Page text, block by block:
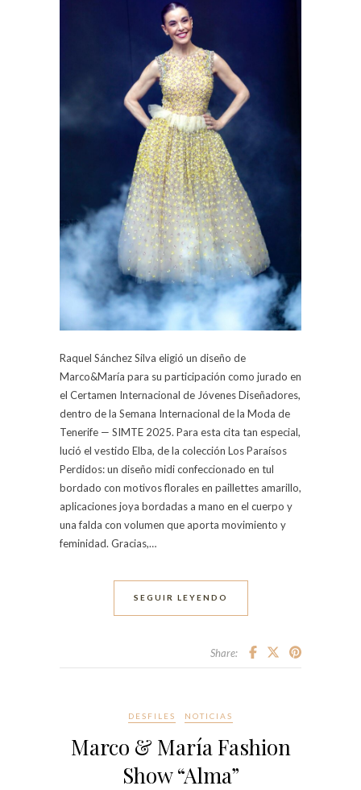
Raquel Sánchez Silva eligió un diseño de
Marco&María para su participación como jurado en
el Certamen Internacional de Jóvenes Diseñadores,
dentro de la Semana Internacional de la Moda de
Tenerife — SIMTE 2025. Para esta cita tan especial,
lució el vestido Elba, de la colección Los Paraísos
Perdidos: un diseño midi confeccionado en tul
bordado con motivos florales en paillettes amarillo,
aplicaciones joya bordadas a mano en el cuerpo y
una falda con volumen que aporta movimiento y
feminidad. Gracias,…
SEGUIR LEYENDO
Share:
DESFILES NOTICIAS
Marco & María Fashion
Show “Alma”